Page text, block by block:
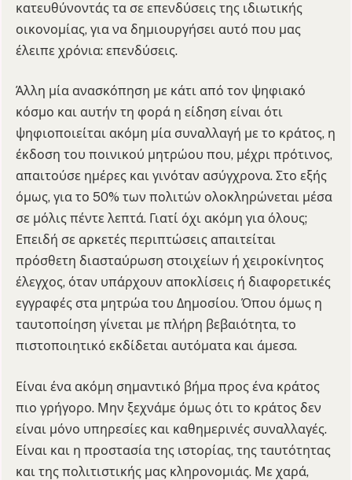
κατευθύνοντάς τα σε επενδύσεις της ιδιωτικής
οικονομίας, για να δημιουργήσει αυτό που μας
έλειπε χρόνια: επενδύσεις.
Άλλη μία ανασκόπηση με κάτι από τον ψηφιακό
κόσμο και αυτήν τη φορά η είδηση είναι ότι
ψηφιοποιείται ακόμη μία συναλλαγή με το κράτος, η
έκδοση του ποινικού μητρώου που, μέχρι πρότινος,
απαιτούσε ημέρες και γινόταν ασύγχρονα. Στο εξής
όμως, για το 50% των πολιτών ολοκληρώνεται μέσα
σε μόλις πέντε λεπτά. Γιατί όχι ακόμη για όλους;
Επειδή σε αρκετές περιπτώσεις απαιτείται
πρόσθετη διασταύρωση στοιχείων ή χειροκίνητος
έλεγχος, όταν υπάρχουν αποκλίσεις ή διαφορετικές
εγγραφές στα μητρώα του Δημοσίου. Όπου όμως η
ταυτοποίηση γίνεται με πλήρη βεβαιότητα, το
πιστοποιητικό εκδίδεται αυτόματα και άμεσα.
Είναι ένα ακόμη σημαντικό βήμα προς ένα κράτος
πιο γρήγορο. Μην ξεχνάμε όμως ότι το κράτος δεν
είναι μόνο υπηρεσίες και καθημερινές συναλλαγές.
Είναι και η προστασία της ιστορίας, της ταυτότητας
και της πολιτιστικής μας κληρονομιάς. Με χαρά,